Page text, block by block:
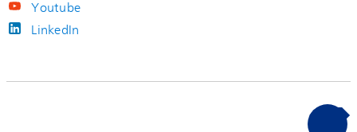
Youtube
LinkedIn